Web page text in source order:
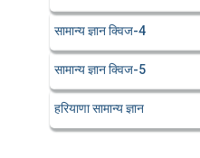
सामान्य ज्ञान क्विज-4
सामान्य ज्ञान क्विज-5
हरियाणा सामान्य ज्ञान